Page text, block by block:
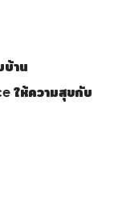
บ้าน
ให้ความสุขกับ